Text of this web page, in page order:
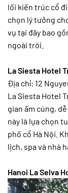
lối kiến trúc cổ
chọn lý tưởng
vụ tại đây bao
ngoài trời.
La Siesta Hotel
Địa chỉ: 12
La Siesta Hotel
gian ấm cúng,
này là lựa chọn
phố cổ Hà Nội.
lịch, spa và nhà
Hanoi La Selva